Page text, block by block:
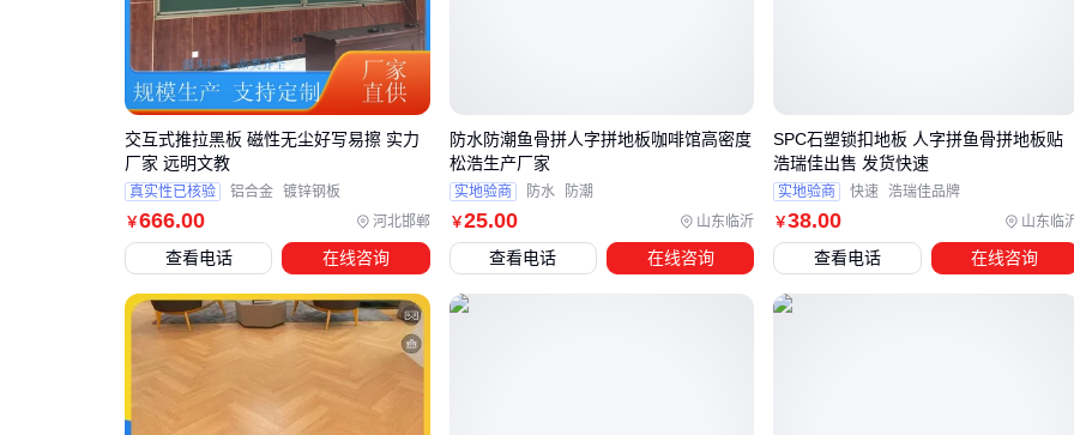
缝，还能防止边缘受潮变形。尤其在地暖环境下，金属材质的
伸缩缝条比普通PVC更耐高温形变。
收边系统需要特别注意两个场景：
与瓷砖衔接处建议用带防滑颗粒的过渡条，避免高低差绊脚
墙面转角优先选弹性好的改性硅烷胶收边，比硬质压条更适
￥666.00 河北邯郸
交互式推拉黑板 磁性无尘好写易擦 实力
厂家 远明文教
真实性已核验 铝合金 镀锌钢板
查看电话 在线咨询
￥25.00 山东临沂
防水防潮鱼骨拼人字拼地板咖啡馆高密度
松浩生产厂家
实地验商 防水 防潮
查看电话 在线咨询
￥38.00 山东临
SPC石塑锁扣地板 人字拼鱼骨拼地板贴
浩瑞佳出售 发货快速
实地验商 快速 浩瑞佳品牌
查看电话 在线咨询